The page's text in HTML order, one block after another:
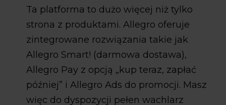
Ta platforma to dużo więcej niż tylko
strona z produktami. Allegro oferuje
zintegrowane rozwiązania takie jak
Allegro Smart! (darmowa dostawa),
Allegro Pay z opcją „kup teraz, zapłać
później” i Allegro Ads do promocji. Masz
więc do dyspozycji pełen wachlarz